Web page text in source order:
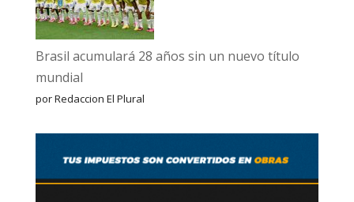
Brasil acumulará 28 años sin un nuevo título
mundial
por Redaccion El Plural